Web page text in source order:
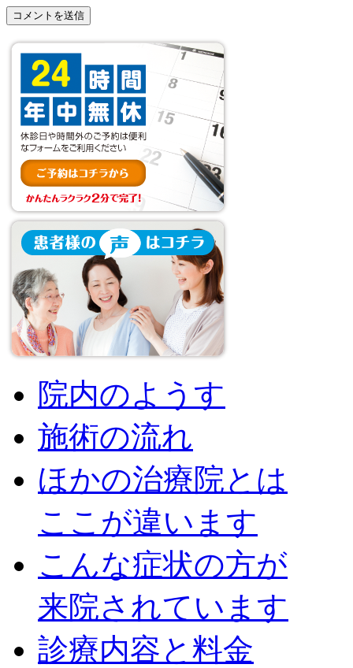
院内のようす
施術の流れ
ほかの治療院とは
ここが違います
こんな症状の方が
来院されています
診療内容と料金